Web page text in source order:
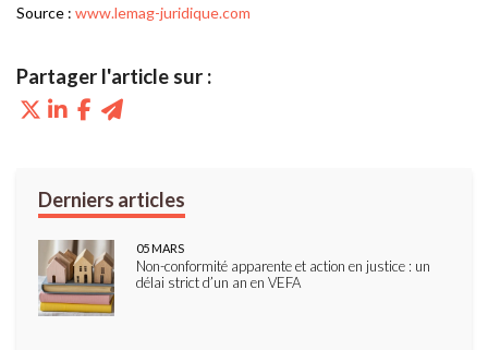
Source : www.lemag-juridique.com
Non-conformité apparente et action en justice : un
délai strict d’un an en VEFA
05MARS